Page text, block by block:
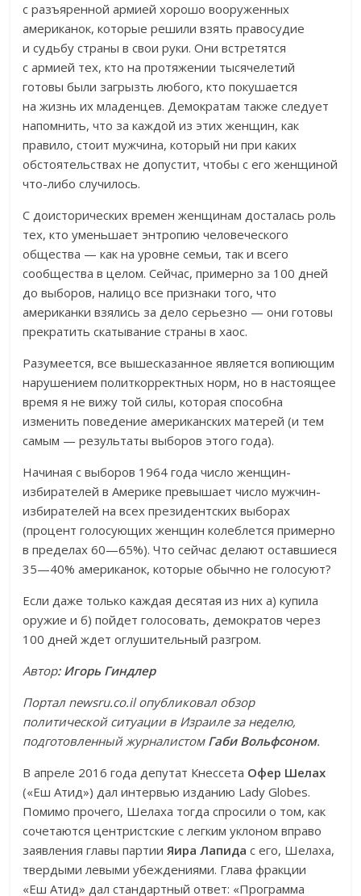
с разъяренной армией хорошо вооруженных
американок, которые решили взять правосудие
и судьбу страны в свои руки. Они встретятся
с армией тех, кто на протяжении тысячелетий
готовы были загрызть любого, кто покушается
на жизнь их младенцев. Демократам также следует
напомнить, что за каждой из этих женщин, как
правило, стоит мужчина, который ни при каких
обстоятельствах не допустит, чтобы с его женщиной
что-либо случилось.
С доисторических времен женщинам досталась роль
тех, кто уменьшает энтропию человеческого
общества — как на уровне семьи, так и всего
сообщества в целом. Сейчас, примерно за 100 дней
до выборов, налицо все признаки того, что
американки взялись за дело серьезно — они готовы
прекратить скатывание страны в хаос.
Разумеется, все вышесказанное является вопиющим
нарушением политкорректных норм, но в настоящее
время я не вижу той силы, которая способна
изменить поведение американских матерей (и тем
самым — результаты выборов этого года).
Начиная с выборов 1964 года число женщин-
избирателей в Америке превышает число мужчин-
избирателей на всех президентских выборах
(процент голосующих женщин колеблется примерно
в пределах 60—65%). Что сейчас делают оставшиеся
35—40% американок, которые обычно не голосуют?
Если даже только каждая десятая из них а) купила
оружие и б) пойдет голосовать, демократов через
100 дней ждет оглушительный разгром.
Автор: Игорь Гиндлер
Портал newsru.co.il опубликовал обзор
политической ситуации в Израиле за неделю,
подготовленный журналистом Габи Вольфсоном.
В апреле 2016 года депутат Кнессета Офер Шелах
(«Еш Атид») дал интервью изданию Lady Globes.
Помимо прочего, Шелаха тогда спросили о том, как
сочетаются центристские с легким уклоном вправо
заявления главы партииЯира Лапида с его, Шелаха,
твердыми левыми убеждениями. Глава фракции
«Еш Атид» дал стандартный ответ: «Программа